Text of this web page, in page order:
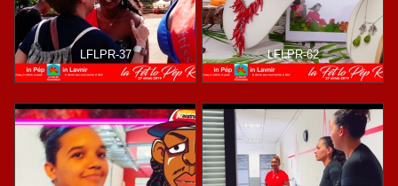
LFLPR-37 LFLPR-62